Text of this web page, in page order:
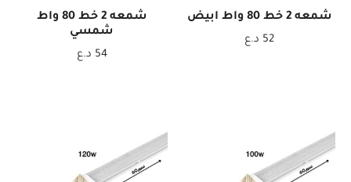
شمعه 2 خط 80 واط ابيض
52 د.ع
شمعه 2 خط 80 واط
شمسي
54 د.ع